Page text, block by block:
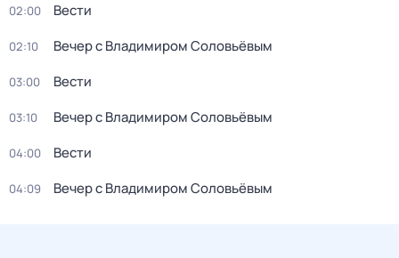
02:00 Вести
02:10 Вечер с Владимиром Соловьёвым
03:00 Вести
03:10 Вечер с Владимиром Соловьёвым
04:00 Вести
04:09 Вечер с Владимиром Соловьёвым